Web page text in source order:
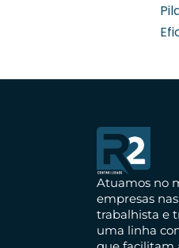
Atuamos no
empresas
trabalhista e
uma linha